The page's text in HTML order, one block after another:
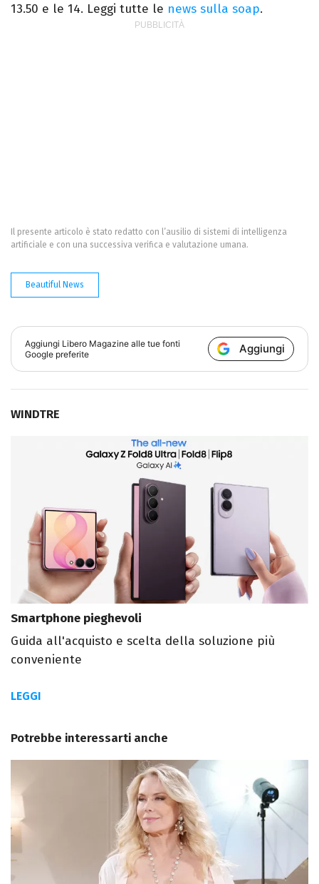
13.50 e le 14. Leggi tutte le news sulla soap.
Il presente articolo è stato redatto con l’ausilio di sistemi di intelligenza
artificiale e con una successiva verifica e valutazione umana.
Beautiful News
Aggiungi Libero Magazine alle tue fonti
Google preferite
Aggiungi
WINDTRE
Smartphone pieghevoli
Guida all'acquisto e scelta della soluzione più
conveniente
LEGGI
Potrebbe interessarti anche